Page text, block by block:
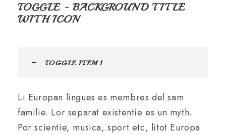
TOGGLE - BACKGROUND TITLE
WITH ICON
TOGGLE ITEM 1
Li Europan lingues es membres del sam
familie. Lor separat existentie es un myth.
Por scientie, musica, sport etc, litot Europa